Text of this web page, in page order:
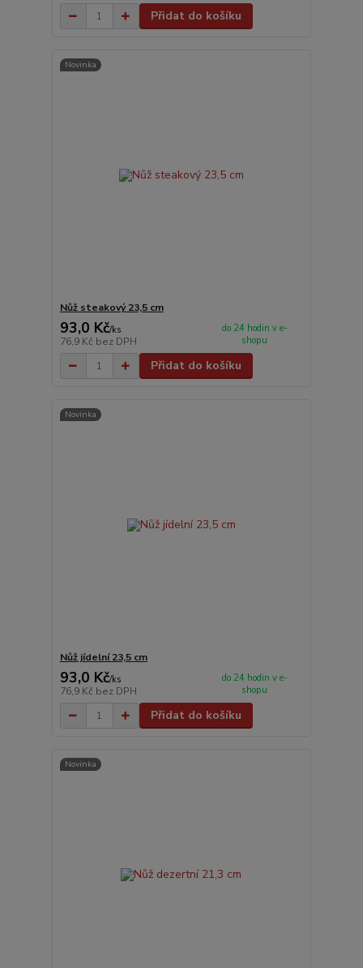
Přidat do košíku
Novinka
Nůž steakový 23,5 cm
93,0 Kč/ks
76,9 Kč bez DPH
do 24 hodin v e-
shopu
Přidat do košíku
Novinka
Nůž jídelní 23,5 cm
93,0 Kč/ks
76,9 Kč bez DPH
do 24 hodin v e-
shopu
Přidat do košíku
Novinka